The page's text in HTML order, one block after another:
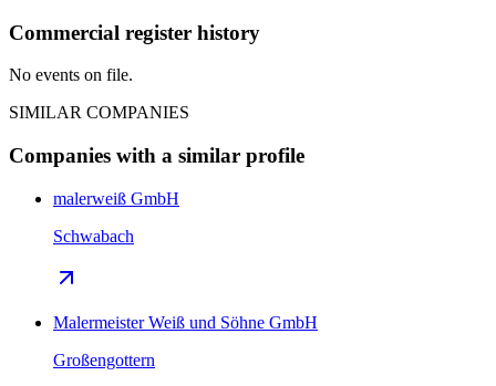
Commercial register history
No events on file.
SIMILAR COMPANIES
Companies with a similar profile
malerweiß GmbH
Schwabach
Malermeister Weiß und Söhne GmbH
Großengottern